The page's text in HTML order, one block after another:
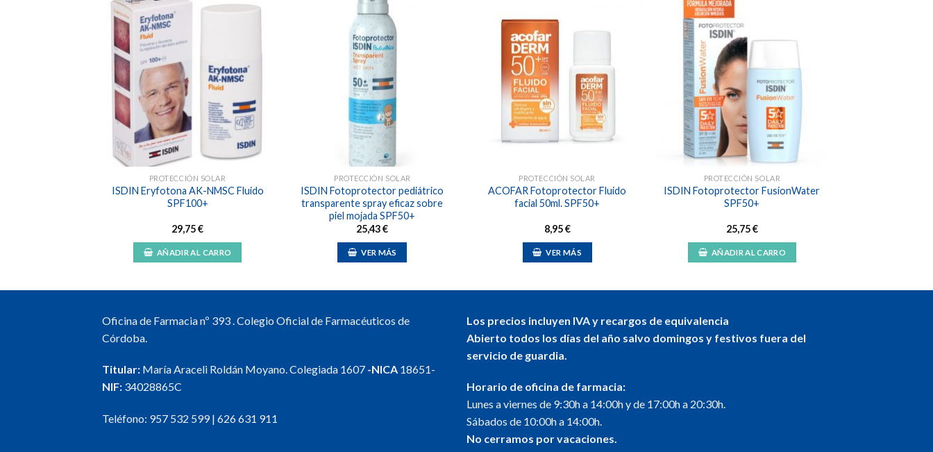
a la
lista de
PROTECCIÓN SOLAR
ISDIN Eryfotona AK-NMSC Fluido
SPF100+
29,75€
AÑADIR AL CARRO
PROTECCIÓN SOLAR
ISDIN Fotoprotector pediátrico
transparente spray eficaz sobre
piel mojada SPF50+
25,43€
VER MÁS
a la
lista de
PROTECCIÓN SOLAR
ACOFAR Fotoprotector Fluido
facial 50ml. SPF50+
8,95€
VER MÁS
a la
PROTECCIÓN SOLAR
ISDIN Fotoprotector FusionWater
SPF50+
25,75€
AÑADIR AL CARRO
Oficina de Farmacia nº 393 . Colegio Oficial de Farmacéuticos de
Córdoba.
Titular: María Araceli Roldán Moyano. Colegiada 1607 -NICA 18651-
NIF: 34028865C
Teléfono: 957 532 599| 626 631 911
Los precios incluyen IVA y recargos de equivalencia
Abierto todos los días del año salvo domingos y festivos fuera del
servicio de guardia.
Horario de oficina de farmacia:
Lunes a viernes de 9:30h a 14:00h y de 17:00h a 20:30h.
Sábados de 10:00h a 14:00h.
No cerramos por vacaciones.